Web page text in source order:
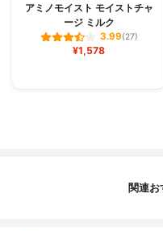
アミノモイスト モイストチャ
ージ ミルク
3.99(27)
¥1,578
関連お